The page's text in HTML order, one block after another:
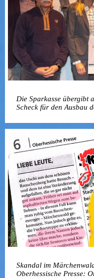
Die Sparkasse übergibt
Scheck für den Ausbau
Skandal im
Oberhessische Presse: